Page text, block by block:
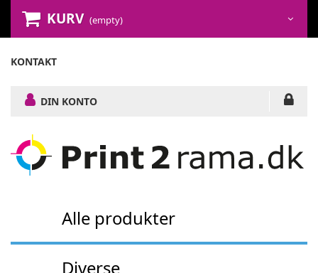
KURV (empty)
KONTAKT
DIN KONTO
Alle produkter
Diverse